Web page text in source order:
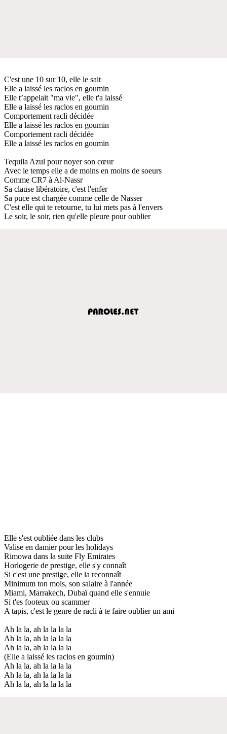
C'est une 10 sur 10, elle le sait
Elle a laissé les raclos en goumin
Elle t’appelait "ma vie", elle t'a laissé
Elle a laissé les raclos en goumin
Comportement racli décidée
Elle a laissé les raclos en goumin
Comportement racli décidée
Elle a laissé les raclos en goumin
Tequila Azul pour noyer son cœur
Avec le temps elle a de moins en moins de soeurs
Comme CR7 à Al-Nassr
Sa clause libératoire, c'est l'enfer
Sa puce est chargée comme celle de Nasser
C'est elle qui te retourne, tu lui mets pas à l'envers
Le soir, le soir, rien qu'elle pleure pour oublier
Elle s'est oubliée dans les clubs
Valise en damier pour les holidays
Rimowa dans la suite Fly Emirates
Horlogerie de prestige, elle s'y connaît
Si c'est une prestige, elle la reconnaît
Minimum ton mois, son salaire à l'année
Miami, Marrakech, Dubaï quand elle s'ennuie
Si t'es footeux ou scammer
A tapis, c'est le genre de racli à te faire oublier un ami
Ah la la, ah la la la la
Ah la la, ah la la la la
Ah la la, ah la la la la
(Elle a laissé les raclos en goumin)
Ah la la, ah la la la la
Ah la la, ah la la la la
Ah la la, ah la la la la